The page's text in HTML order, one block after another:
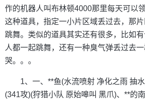
作的机器人叫布林顿4000那里每天可以
这种道具，指定一小片区域丢过去，那
跳舞。类似的道具其实还有很多，比如
人都一起跳舞，还有一种臭气弹丢过去
哭。。。
1、一、**鱼(水流喷射 净化之雨 抽
(341攻)(狩猎小队 原始嗥叫 黑爪)、**的